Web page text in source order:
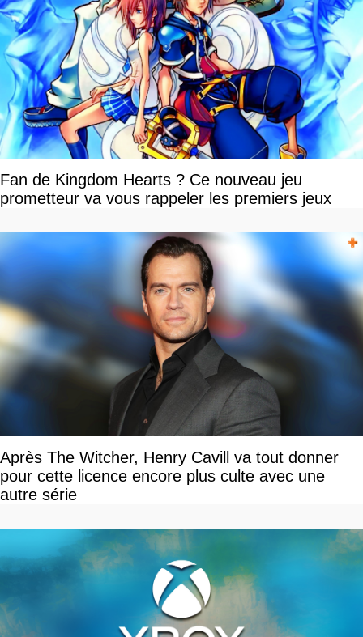
Fan de Kingdom Hearts ? Ce nouveau jeu
prometteur va vous rappeler les premiers jeux
Après The Witcher, Henry Cavill va tout donner
pour cette licence encore plus culte avec une
autre série